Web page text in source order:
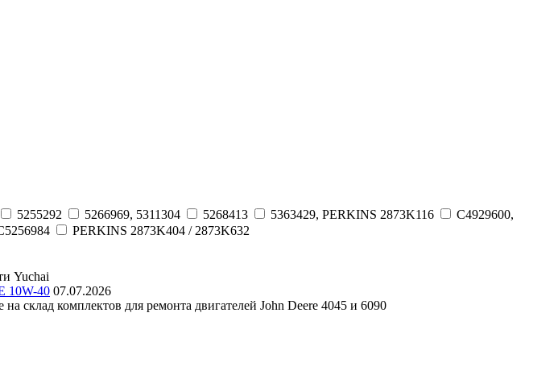
5255292 5266969, 5311304 5268413 5363429, PERKINS 2873K116
C4929600,
PERKINS 2873K404 / 2873K632
Yuchai
10W-40 07.07.2026
на склад комплектов для ремонта двигателей John Deere 4045 и 6090